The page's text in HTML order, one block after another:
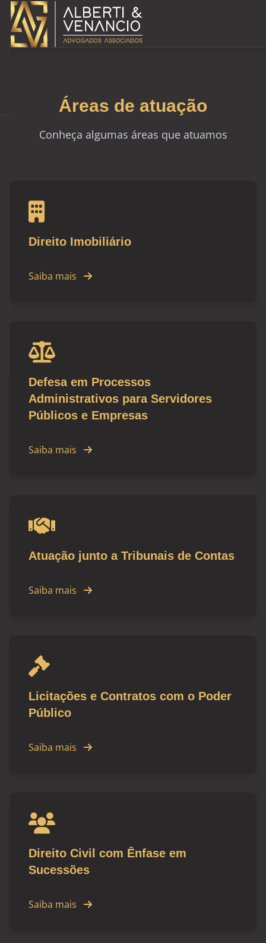
Áreas de atuação
Conheça algumas áreas que atuamos
Direito Imobiliário
Saiba mais
Defesa em Processos
Administrativos para Servidores
Públicos e Empresas
Saiba mais
Atuação junto a Tribunais de Contas
Saiba mais
Licitações e Contratos com o Poder
Público
Saiba mais
Direito Civil com Ênfase em
Sucessões
Saiba mais